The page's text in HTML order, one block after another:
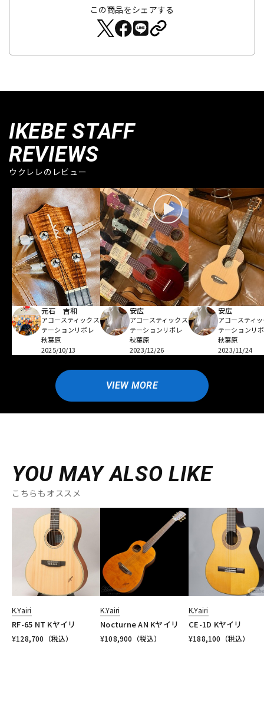
この商品をシェアする
IKEBE STAFF
REVIEWS
ウクレレのレビュー
元石 吉和
アコースティックス
テーションリボレ
秋葉原
2025/10/13
安広
アコースティックス
テーションリボレ
秋葉原
2023/12/26
安広
アコースティ
テーションリ
秋葉原
2023/11/24
VIEW MORE
YOU MAY ALSO LIKE
こちらもオススメ
K.Yairi
RF-65 NT Kヤイリ
¥128,700 （税込）
K.Yairi
Nocturne AN Kヤイリ
¥108,900 （税込）
K.Yairi
CE-1D Kヤイリ
¥188,100 （税込）